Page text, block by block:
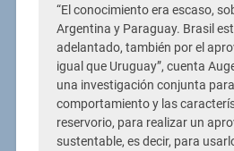
“El conocimiento era escaso,
Argentina y Paraguay. Brasil
adelantado, también por el
igual que Uruguay”, cuenta
una investigación conjunta
comportamiento y las
reservorio, para realizar un
sustentable, es decir, para